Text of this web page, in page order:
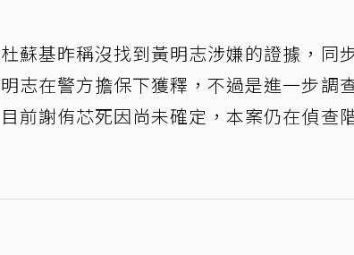
蘇基昨稱沒找到黃明志涉嫌的證據，同
志在警方擔保下獲釋，不過是進一步調
前謝侑芯死因尚未確定，本案仍在偵查